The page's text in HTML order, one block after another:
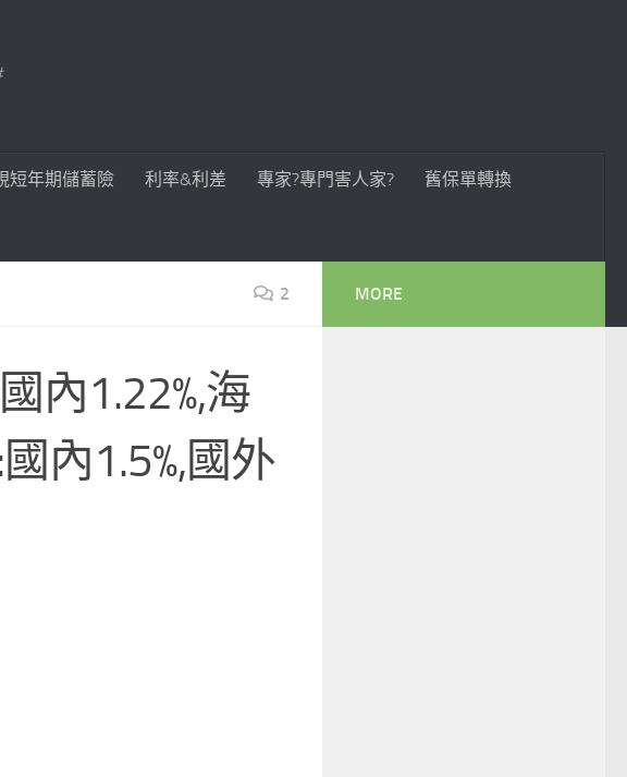
短年期儲蓄險 利率&利差 專家?專門害人家? 舊保單轉換
2
內1.22%,海
內1.5%,國外
MORE